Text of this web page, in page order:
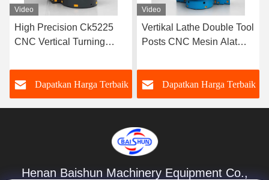
Video
Vertikal Lathe Double Tool
Posts CNC Mesin Alat
Turning Stabil
Dapatkan Harga Terbaik
Video
Ck5116 Mesin bubut CNC
tipe vertikal presisi tinggi
Dapatkan Harga Terbaik
Henan Baishun Machinery Equipment Co.,